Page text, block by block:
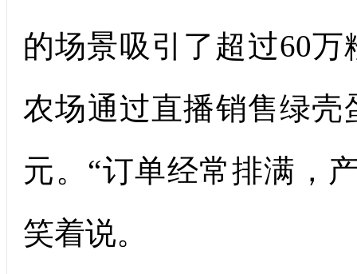
的场景吸引了超过60万
农场通过直播销售绿壳
元。“订单经常排满，
笑着说。